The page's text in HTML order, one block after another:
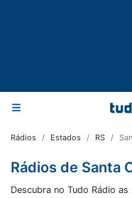
Rádios Estados RS
Rádios de Santa
Descubra no Tudo Rádio